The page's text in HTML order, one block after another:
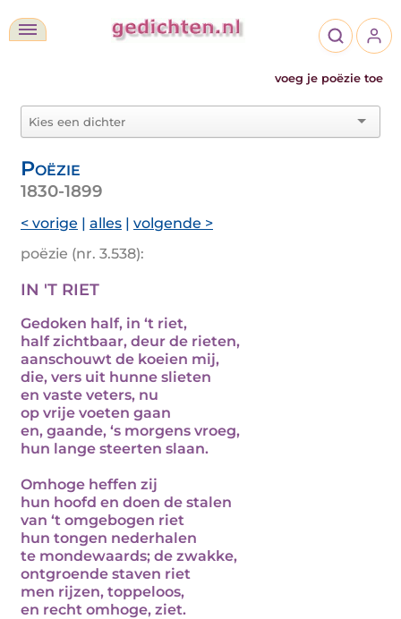
voeg je poëzie toe
Poëzie
1830-1899
< vorige | alles | volgende >
poëzie (nr. 3.538):
IN 'T RIET
Gedoken half, in ‘t riet,
half zichtbaar, deur de rieten,
aanschouwt de koeien mij,
die, vers uit hunne slieten
en vaste veters, nu
op vrije voeten gaan
en, gaande, ‘s morgens vroeg,
hun lange steerten slaan.
Omhoge heffen zij
hun hoofd en doen de stalen
van ‘t omgebogen riet
hun tongen nederhalen
te mondewaards; de zwakke,
ontgroende staven riet
men rijzen, toppeloos,
en recht omhoge, ziet.